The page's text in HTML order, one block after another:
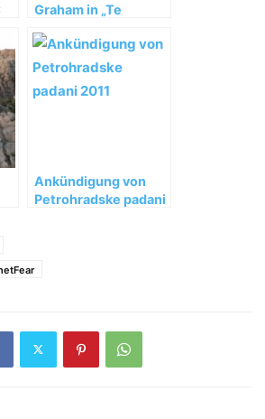
Graham in „Te
Ankündigung von
Petrohradske padani